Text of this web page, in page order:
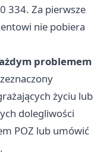
334. Za pierwsze
nie pobiera
problemem
życiu lub
dolegliwości
POZ lub umówić